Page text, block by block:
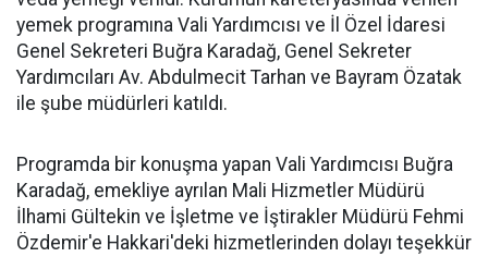
yemek programına Vali Yardımcısı ve İl Özel İdaresi
Genel Sekreteri Buğra Karadağ, Genel Sekreter
Yardımcıları Av. Abdulmecit Tarhan ve Bayram Özatak
ile şube müdürleri katıldı.
Programda bir konuşma yapan Vali Yardımcısı Buğra
Karadağ, emekliye ayrılan Mali Hizmetler Müdürü
İlhami Gültekin ve İşletme ve İştirakler Müdürü Fehmi
Özdemir'e Hakkari'deki hizmetlerinden dolayı teşekkür